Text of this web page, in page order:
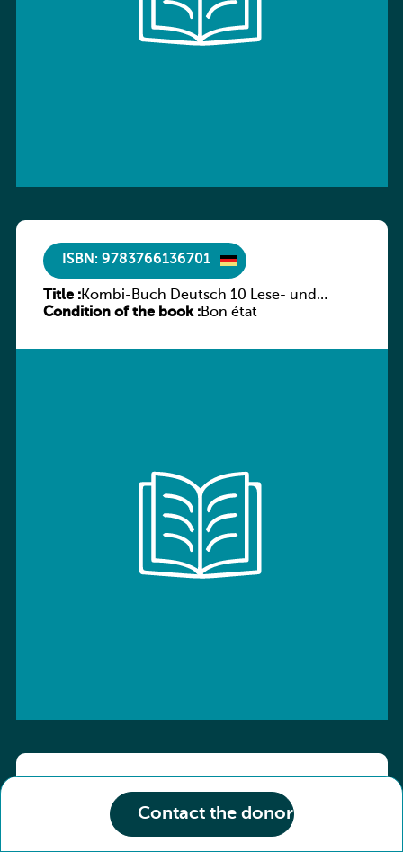
Contact the donor
ISBN: 9783766136701
Title :Kombi-Buch Deutsch 10 Lese- und
Sprachbuch
Condition of the book :Bon état
ISBN: 9783766136800
Kombi-Buch Deutsch 10 Arbeitsheft